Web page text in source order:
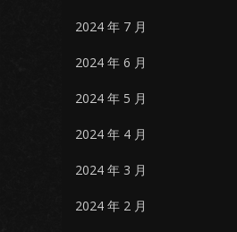
2024 年 7 月
2024 年 6 月
2024 年 5 月
2024 年 4 月
2024 年 3 月
2024 年 2 月